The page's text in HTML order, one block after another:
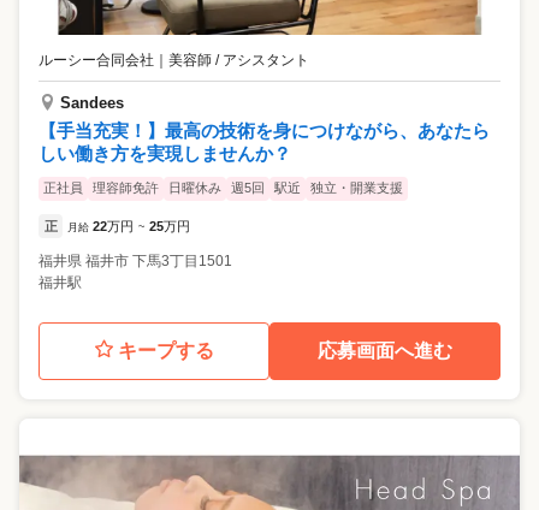
ルーシー合同会社 ｜ 美容師 / アシスタント
Sandees
【手当充実！】最高の技術を身につけながら、あなたら
しい働き方を実現しませんか？
正社員 理容師免許 日曜休み 週5回 駅近 独立・開業支援
正 月給 22万円 ~ 25万円
福井県 福井市 下馬3丁目1501
福井駅
キープする 応募画面へ進む